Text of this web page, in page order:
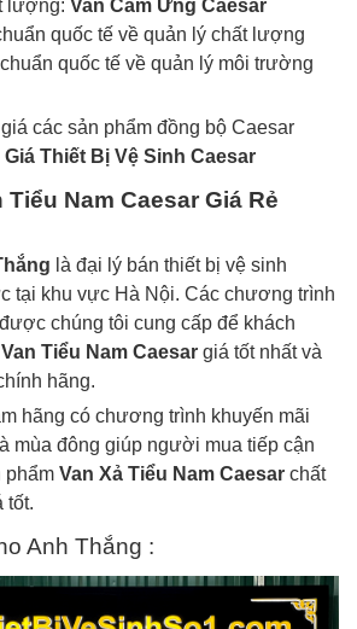
lượng: Van Cảm Ứng Caesar
quốc tế về quản lý chất lượng
quốc tế về quản lý môi trường
các sản phẩm đồng bộ Caesar
Giá Thiết Bị Vệ Sinh Caesar
Nam Caesar Giá Rẻ
là đại lý bán thiết bị vệ sinh
tại khu vực Hà Nội. Các chương trình
chúng tôi cung cấp để khách
Van Tiểu Nam Caesar giá tốt nhất và
hãng.
hãng có chương trình khuyến mãi
mùa đông giúp người mua tiếp cận
phẩm Van Xả Tiểu Nam Caesar chất
tốt.
Anh Thắng :